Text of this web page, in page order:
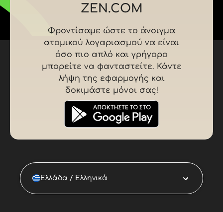
ZEN.COM
Φροντίσαμε ώστε το άνοιγμα
ατομικού λογαριασμού να είναι
όσο πιο απλό και γρήγορο
μπορείτε να φανταστείτε. Κάντε
λήψη της εφαρμογής και
δοκιμάστε μόνοι σας!
Ελλάδα / Ελληνικά